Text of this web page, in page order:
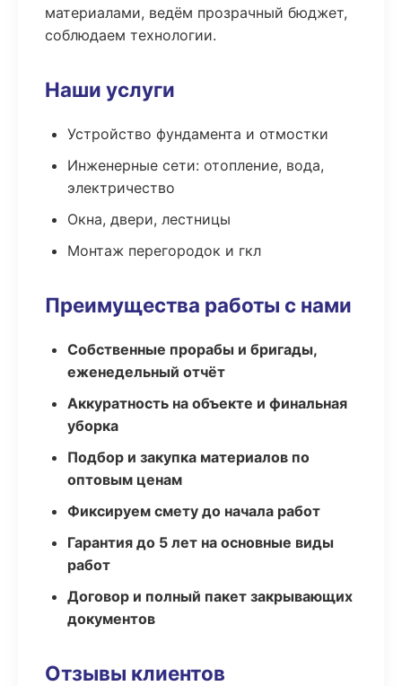
материалами, ведём прозрачный бюджет,
соблюдаем технологии.
Наши услуги
Устройство фундамента и отмостки
Инженерные сети: отопление, вода,
электричество
Окна, двери, лестницы
Монтаж перегородок и гкл
Преимущества работы с нами
Собственные прорабы и бригады,
еженедельный отчёт
Аккуратность на объекте и финальная
уборка
Подбор и закупка материалов по
оптовым ценам
Фиксируем смету до начала работ
Гарантия до 5 лет на основные виды
работ
Договор и полный пакет закрывающих
документов
Отзывы клиентов